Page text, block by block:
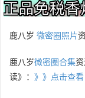
鹿八岁 微密圈照片
鹿八岁微密圈合集
读》： 》》点击查